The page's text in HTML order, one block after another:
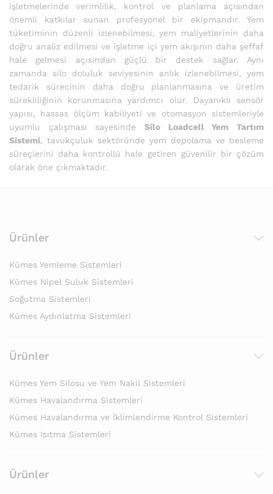
işletmelerinde verimlilik, kontrol ve planlama açısından
önemli katkılar sunan profesyonel bir ekipmandır. Yem
tüketiminin düzenli izlenebilmesi, yem maliyetlerinin daha
doğru analiz edilmesi ve işletme içi yem akışının daha şeffaf
hale gelmesi açısından güçlü bir destek sağlar. Aynı
zamanda silo doluluk seviyesinin anlık izlenebilmesi, yem
tedarik sürecinin daha doğru planlanmasına ve üretim
sürekliliğinin korunmasına yardımcı olur. Dayanıklı sensör
yapısı, hassas ölçüm kabiliyeti ve otomasyon sistemleriyle
uyumlu çalışması sayesinde Silo Loadcell Yem Tartım
Sistemi, tavukçuluk sektöründe yem depolama ve besleme
süreçlerini daha kontrollü hale getiren güvenilir bir çözüm
olarak öne çıkmaktadır.
Ürünler
Kümes Yemleme Sistemleri
Kümes Nipel Suluk Sistemleri
Soğutma Sistemleri
Kümes Aydınlatma Sistemleri
Ürünler
Kümes Yem Silosu ve Yem Nakil Sistemleri
Kümes Havalandırma Sistemleri
Kümes Havalandırma ve İklimlendirme Kontrol Sistemleri
Kümes Isıtma Sistemleri
Ürünler